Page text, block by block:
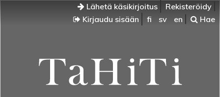
Lähetä käsikirjoitus
Rekisteröidy
Kirjaudu sisään
fi sv en Hae